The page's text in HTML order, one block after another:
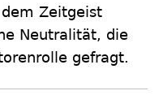
Zeitgeist
Neutralität, die
gefragt.